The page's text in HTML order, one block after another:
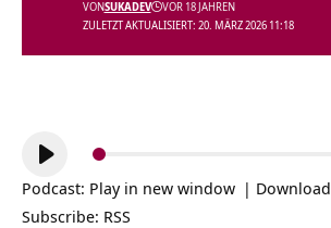
ZULETZT AKTUALISIERT: 20. MÄRZ 2026 11:18
VONSUKADEV VOR 18 JAHREN
Audio-
Player
Podcast: Play in new window | Download
Subscribe: RSS